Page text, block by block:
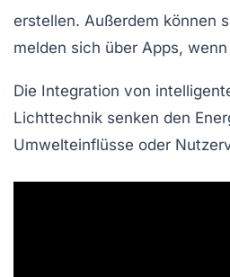
erstellen. Außerdem können
melden sich über Apps,
Die Integration von
Lichttechnik senken den
Umwelteinflüsse oder